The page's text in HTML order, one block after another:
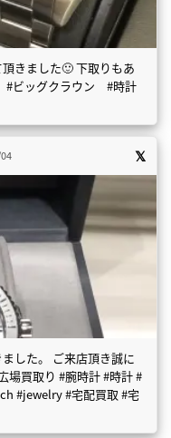
きました🙂 下取りもあ
#ビッグクラウン #時計
した。 ご来店頂き誠に
場買取り #腕時計 #時計 #
#jewelry #宅配買取 #宅